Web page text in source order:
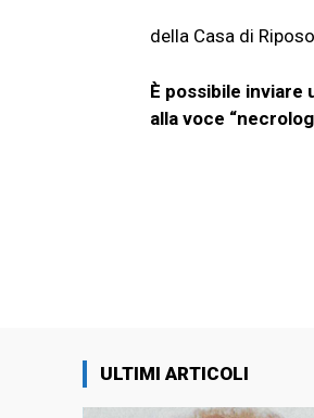
della Casa di
È possibile inviare
alla voce
ULTIMI ARTICOLI